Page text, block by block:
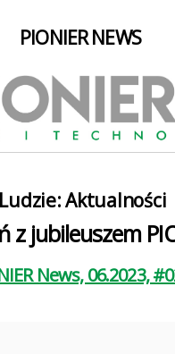
PIONIER NEWS
Kategorie
Aktualności
z jubileuszem
News, 06.2023,